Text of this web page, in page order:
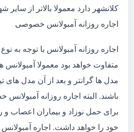
کلانشهر دارد معمولا بالاتر از سایر
اجاره روزانه آمبولانس خصوصی
اجاره روزانه آمبولانس با توجه به
باشند. البته اجاره روزانه
برای حمل نوزاد و بیماران اعصاب
خود را خواهد داشت. اجاره